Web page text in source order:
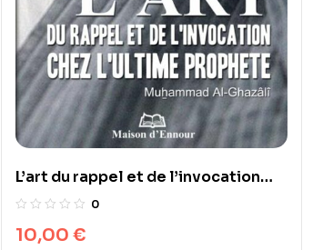
L’art du rappel et de l’invocation
chez l’ultime Prophète
0
10,00 €